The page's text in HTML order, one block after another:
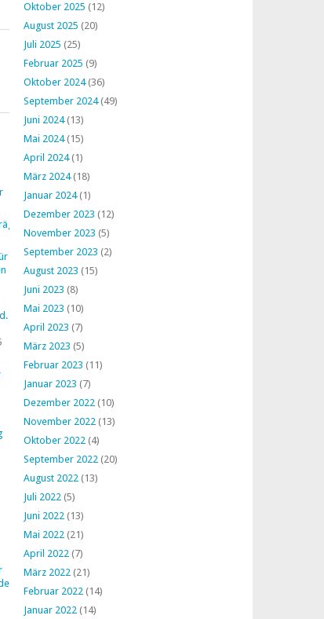
Oktober 2025 (12)
August 2025 (20)
Juli 2025 (25)
Februar 2025 (9)
Oktober 2024(36)
September 2024(49)
Juni 2024(13)
Mai 2024(15)
April 2024(1)
März 2024(18)
Januar 2024(1)
Dezember 2023 (12)
November 2023 (5)
September 2023 (2)
August 2023 (15)
Juni 2023 (8)
Mai 2023 (10)
April 2023 (7)
März 2023 (5)
Februar 2023 (11)
Januar 2023 (7)
Dezember 2022 (10)
November 2022 (13)
Oktober 2022 (4)
September 2022 (20)
August 2022 (13)
Juli 2022 (5)
Juni 2022 (13)
Mai 2022 (21)
April 2022 (7)
März 2022 (21)
Februar 2022 (14)
Januar 2022 (14)